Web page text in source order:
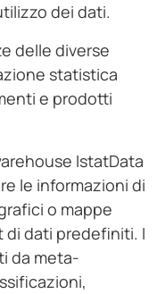
dei dati.
delle diverse
statistica
e prodotti
IstatData
le informazioni di
o mappe
di dati predefiniti. I
da meta-